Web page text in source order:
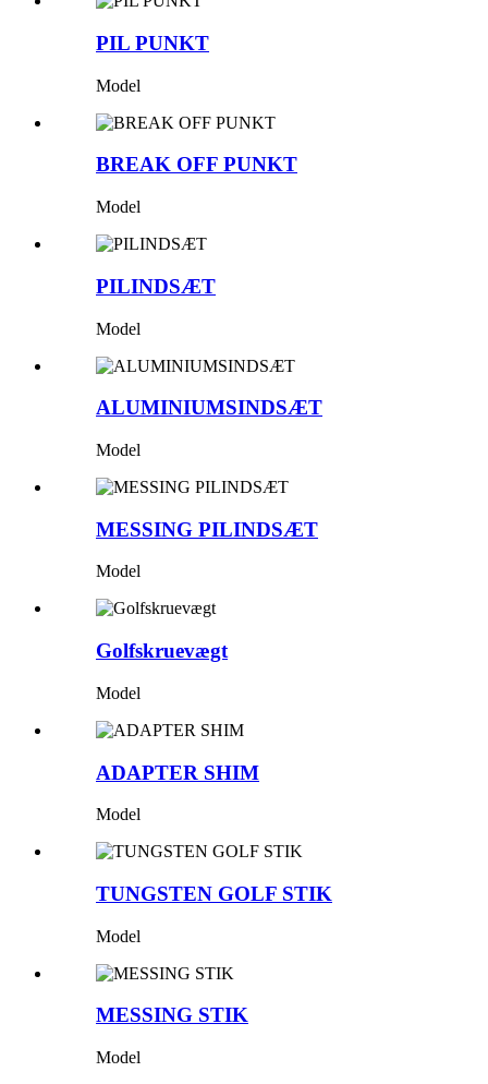
PIL PUNKT
Model
BREAK OFF PUNKT
Model
PILINDSÆT
Model
ALUMINIUMSINDSÆT
Model
MESSING PILINDSÆT
Model
Golfskruevægt
Model
ADAPTER SHIM
Model
TUNGSTEN GOLF STIK
Model
MESSING STIK
Model